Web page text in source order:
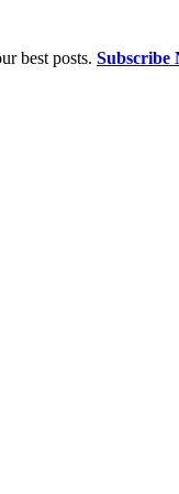
best posts. Subscribe